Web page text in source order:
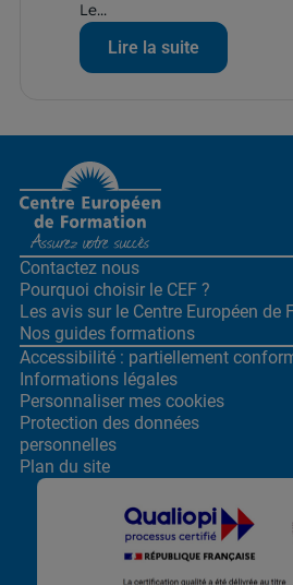
Le...
Lire la suite
Contactez nous
Pourquoi choisir le CEF ?
Les avis sur le Centre Européen de
Nos guides formations
Accessibilité : partiellement
Informations légales
Personnaliser mes cookies
Protection des données
personnelles
Plan du site